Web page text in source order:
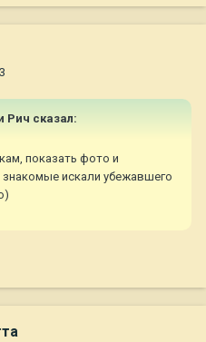
Рич сказал:
показать фото и
знакомые искали убежавшего